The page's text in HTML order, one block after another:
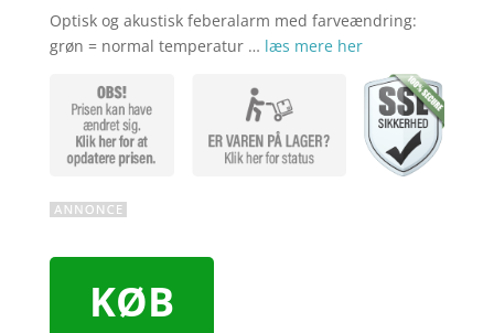
Optisk og akustisk feberalarm med farveændring:
grøn = normal temperatur … læs mere her
KØB